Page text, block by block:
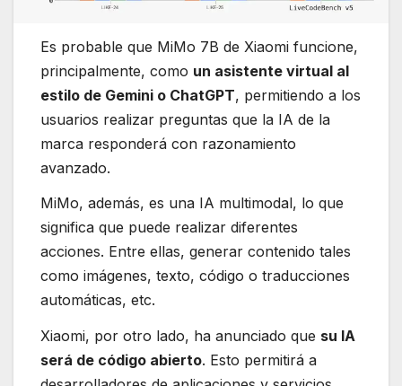
Es probable que MiMo 7B de Xiaomi funcione,
principalmente, como un asistente virtual al
estilo de Gemini o ChatGPT, permitiendo a los
usuarios realizar preguntas que la IA de la
marca responderá con razonamiento
avanzado.
MiMo, además, es una IA multimodal, lo que
significa que puede realizar diferentes
acciones. Entre ellas, generar contenido tales
como imágenes, texto, código o traducciones
automáticas, etc.
Xiaomi, por otro lado, ha anunciado que su IA
será de código abierto. Esto permitirá a